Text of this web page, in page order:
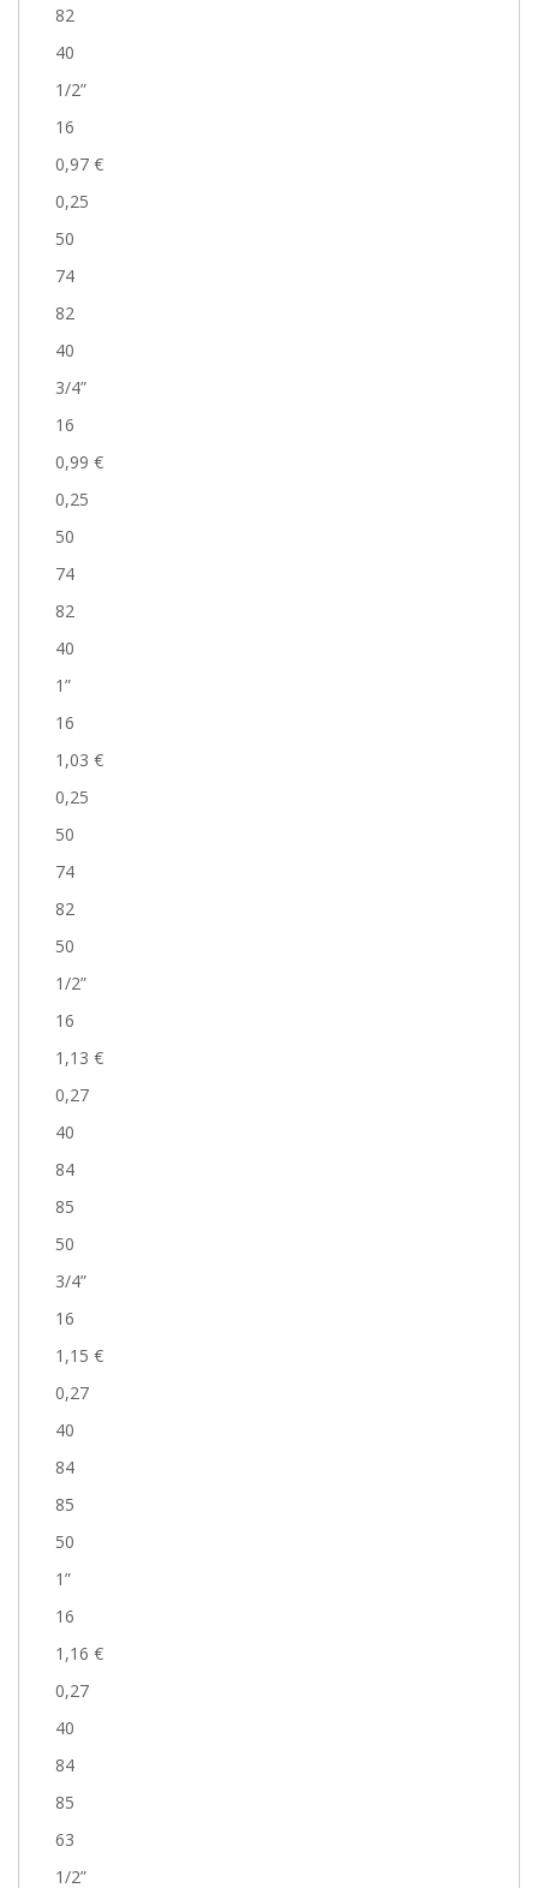
82
40
1/2”
16
0,97 €
0,25
50
74
82
40
3/4”
16
0,99 €
0,25
50
74
82
40
1”
16
1,03 €
0,25
50
74
82
50
1/2”
16
1,13 €
0,27
40
84
85
50
3/4”
16
1,15 €
0,27
40
84
85
50
1”
16
1,16 €
0,27
40
84
85
63
1/2”